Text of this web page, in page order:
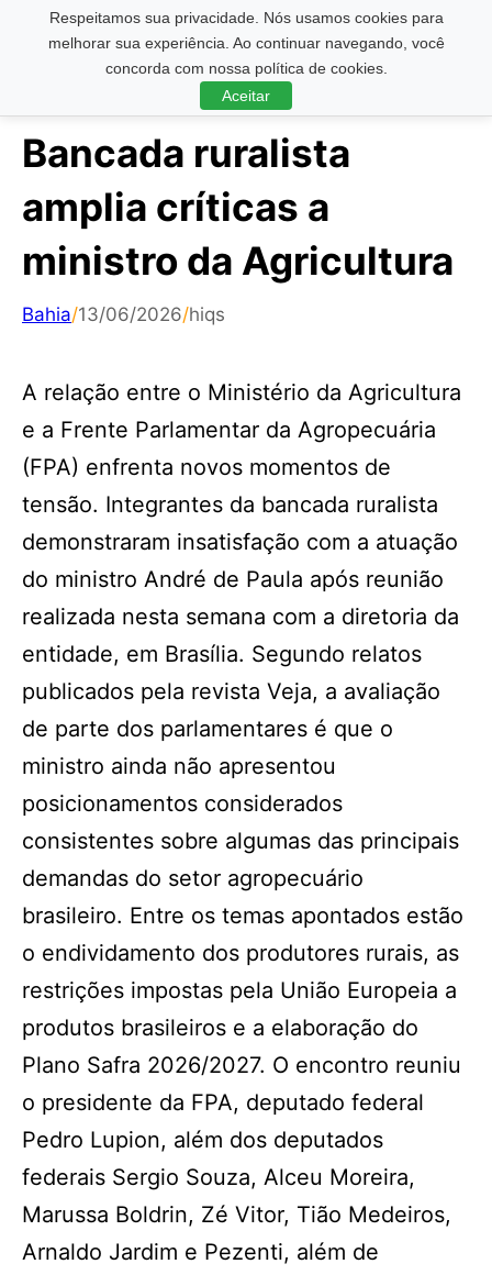
Respeitamos sua privacidade. Nós usamos cookies para
melhorar sua experiência. Ao continuar navegando, você
concorda com nossa política de cookies.
Aceitar
Pesquisar ...
Bancada ruralista
amplia críticas a
ministro da Agricultura
Bahia/13/06/2026/hiqs
A relação entre o Ministério da Agricultura
e a Frente Parlamentar da Agropecuária
(FPA) enfrenta novos momentos de
tensão. Integrantes da bancada ruralista
demonstraram insatisfação com a atuação
do ministro André de Paula após reunião
realizada nesta semana com a diretoria da
entidade, em Brasília. Segundo relatos
publicados pela revista Veja, a avaliação
de parte dos parlamentares é que o
ministro ainda não apresentou
posicionamentos considerados
consistentes sobre algumas das principais
demandas do setor agropecuário
brasileiro. Entre os temas apontados estão
o endividamento dos produtores rurais, as
restrições impostas pela União Europeia a
produtos brasileiros e a elaboração do
Plano Safra 2026/2027. O encontro reuniu
o presidente da FPA, deputado federal
Pedro Lupion, além dos deputados
federais Sergio Souza, Alceu Moreira,
Marussa Boldrin, Zé Vitor, Tião Medeiros,
Arnaldo Jardim e Pezenti, além de